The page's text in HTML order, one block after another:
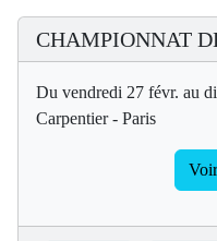
CHAMPIONNAT
Du vendredi 27 févr. au
Carpentier - Paris